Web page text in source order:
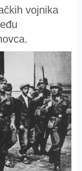
vojnika